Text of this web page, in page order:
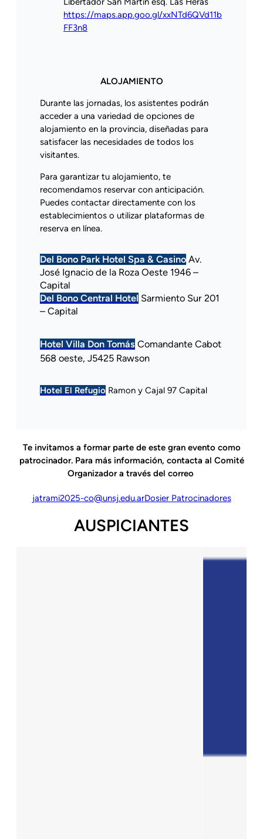
https://maps.app.goo.gl/xxNTd6QVd11b
FF3n8
ALOJAMIENTO
Durante las jornadas, los asistentes podrán
acceder a una variedad de opciones de
alojamiento en la provincia, diseñadas para
satisfacer las necesidades de todos los
visitantes.
Para garantizar tu alojamiento, te
recomendamos reservar con anticipación.
Puedes contactar directamente con los
establecimientos o utilizar plataformas de
reserva en línea.
Del Bono Park Hotel Spa & Casino Av.
José Ignacio de la Roza Oeste 1946 –
Capital
Del Bono Central Hotel Sarmiento Sur 201
– Capital
Hotel Villa Don Tomás Comandante Cabot
568 oeste, J5425 Rawson
Hotel El Refugio Ramon y Cajal 97 Capital
Te invitamos a formar parte de este gran evento como
patrocinador. Para más información, contacta al Comité
Organizador a través del correo
jatrami2025-co@unsj.edu.arDosier Patrocinadores
AUSPICIANTES